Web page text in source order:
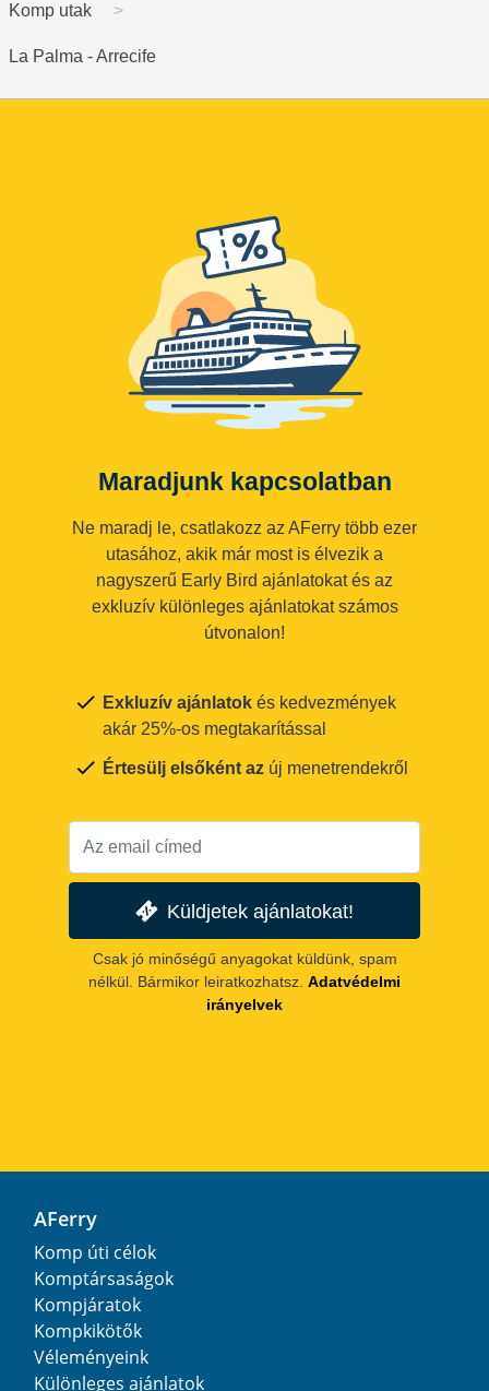
Komp utak
La Palma - Arrecife
Maradjunk kapcsolatban
Ne maradj le, csatlakozz az AFerry több ezer
utasához, akik már most is élvezik a
nagyszerű Early Bird ajánlatokat és az
exkluzív különleges ajánlatokat számos
útvonalon!
Exkluzív ajánlatok és kedvezmények
akár 25%-os megtakarítással
Értesülj elsőként az új menetrendekről
Küldjetek ajánlatokat!
Csak jó minőségű anyagokat küldünk, spam
nélkül. Bármikor leiratkozhatsz. Adatvédelmi
irányelvek
AFerry
Komp úti célok
Komptársaságok
Kompjáratok
Kompkikötők
Véleményeink
Különleges ajánlatok